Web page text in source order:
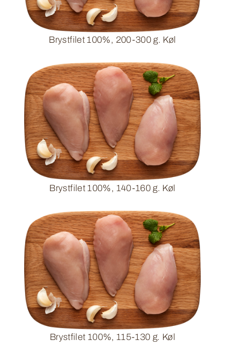
Brystfilet 100%, 200-300 g. Køl
Brystfilet 100%, 140-160 g. Køl
Brystfilet 100%, 115-130 g. Køl